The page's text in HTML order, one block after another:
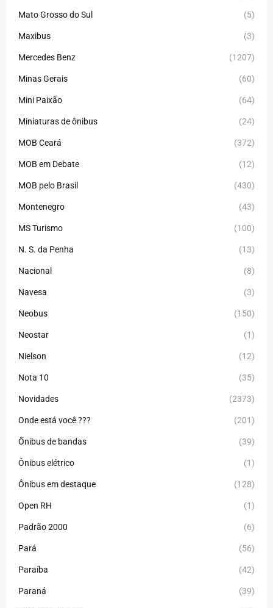
Mato Grosso do Sul (5)
Maxibus (3)
Mercedes Benz (1207)
Minas Gerais (60)
Mini Paixão (64)
Miniaturas de ônibus (24)
MOB Ceará (372)
MOB em Debate (12)
MOB pelo Brasil (430)
Montenegro (43)
MS Turismo (100)
N. S. da Penha (13)
Nacional (8)
Navesa (3)
Neobus (150)
Neostar (1)
Nielson (12)
Nota 10 (35)
Novidades (2373)
Onde está você ??? (201)
Ônibus de bandas (39)
Ônibus elétrico (1)
Ônibus em destaque (128)
Open RH (1)
Padrão 2000 (6)
Pará (56)
Paraíba (42)
Paraná (39)